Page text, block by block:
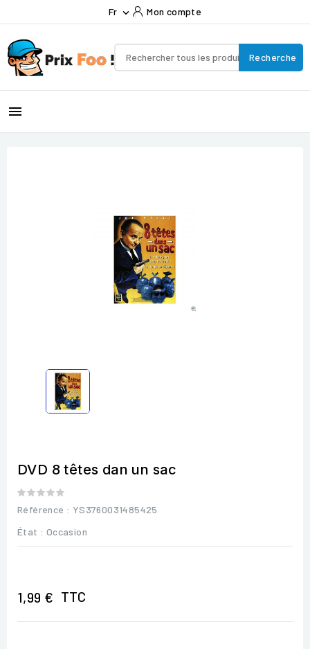
Fr  Mon compte
Recherche

DVD 8 têtes dan un sac
Référence : YS3760031485425
État : Occasion
1,99 € TTC